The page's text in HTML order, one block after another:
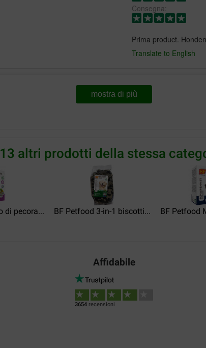
Consegna:
Prima product.
Translate to English
Jacqueline Janssen
17-01-2018
heerlijke snoep voor
gezond.
schapenvet ziet Hij is
04-01-2017
prima ik haalde het al
mostra di più
13 altri prodotti della stessa
di pecora... BF Petfood 3-in-1 biscotti... BF Petfood
Affidabile
3654recensioni